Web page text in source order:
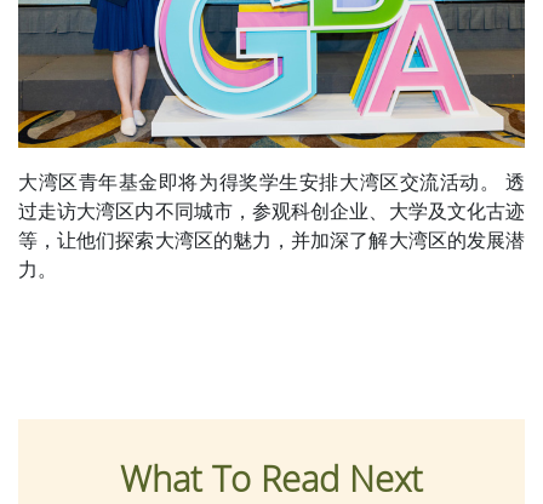
大湾区青年基金即将为得奖学生安排大湾区交流活动。 透
过走访大湾区内不同城市，参观科创企业、大学及文化古迹
等，让他们探索大湾区的魅力，并加深了解大湾区的发展潜
力。
What To Read Next